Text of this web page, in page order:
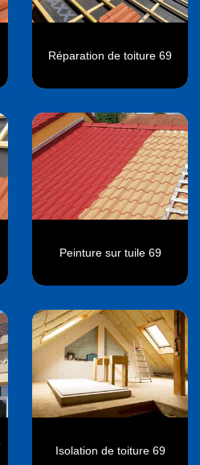
Réparation de toiture 69
Peinture sur tuile 69
Isolation de toiture 69